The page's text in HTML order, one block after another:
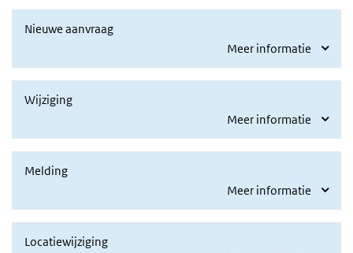
Nieuwe aanvraag
Meer informatie
Wijziging
Meer informatie
Melding
Meer informatie
Locatiewijziging